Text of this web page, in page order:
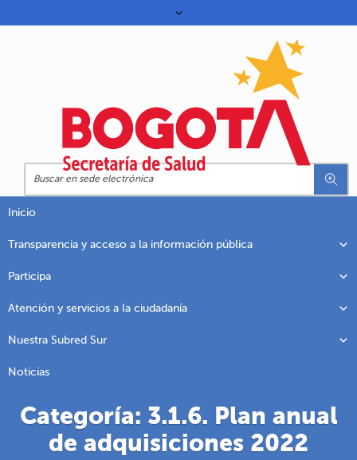
Inicio
Transparencia y acceso a la información pública
Participa
Atención y servicios a la ciudadanía
Nuestra Subred Sur
Noticias
Categoría: 3.1.6. Plan anual
de adquisiciones 2022